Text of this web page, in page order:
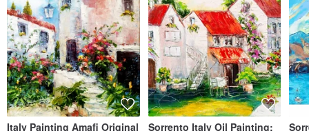
Italy Painting Amafi Original
Sorrento Italy Oil Painting: